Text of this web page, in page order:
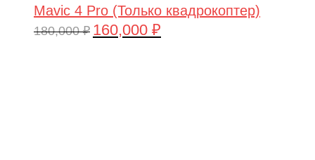
Mavic 4 Pro (Только квадрокоптер)
180,000₽ Первоначальная
160,000 ₽